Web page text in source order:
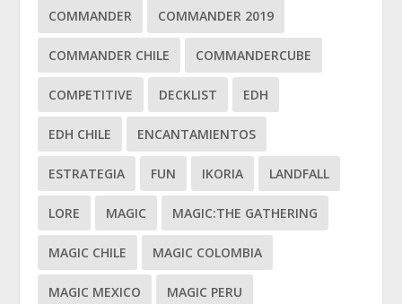
COMMANDER COMMANDER 2019
COMMANDER CHILE COMMANDERCUBE
COMPETITIVE DECKLIST EDH
EDH CHILE ENCANTAMIENTOS
ESTRATEGIA FUN IKORIA LANDFALL
LORE MAGIC MAGIC:THE GATHERING
MAGIC CHILE MAGIC COLOMBIA
MAGIC MEXICO MAGIC PERU